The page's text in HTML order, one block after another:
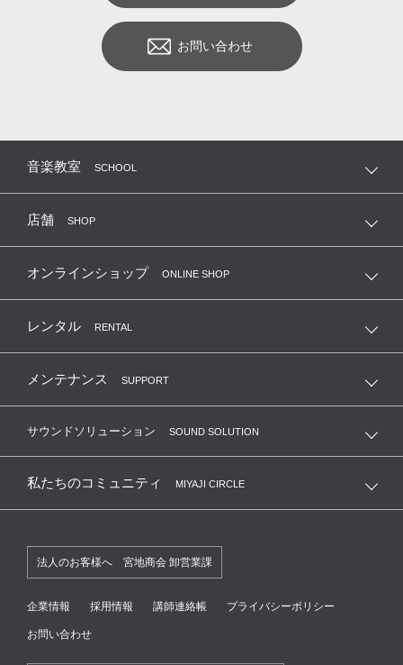
お問い合わせ
音楽教室 SCHOOL
店舗 SHOP
オンラインショップ ONLINE SHOP
レンタル RENTAL
メンテナンス SUPPORT
サウンドソリューション SOUND SOLUTION
私たちのコミュニティ MIYAJI CIRCLE
法人のお客様へ 宮地商会 卸営業課
企業情報 採用情報 講師連絡帳 プライバシーポリシー
お問い合わせ